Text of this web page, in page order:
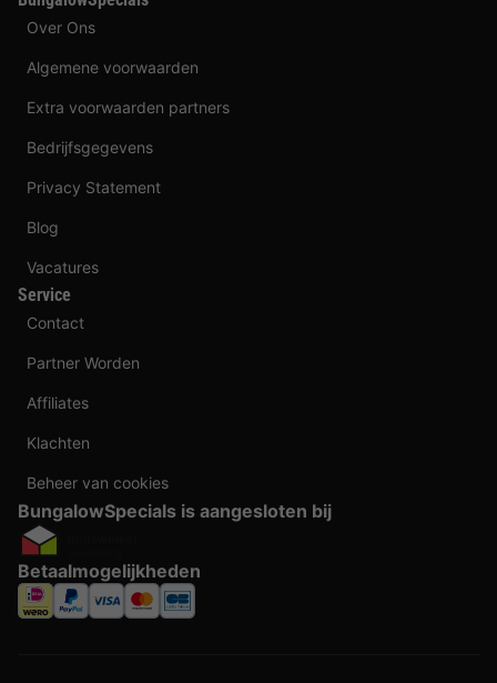
Over Ons
Algemene voorwaarden
Extra voorwaarden partners
Bedrijfsgegevens
Privacy Statement
Blog
Vacatures
Service
Contact
Partner Worden
Affiliates
Klachten
Beheer van cookies
BungalowSpecials is aangesloten bij
Betaalmogelijkheden